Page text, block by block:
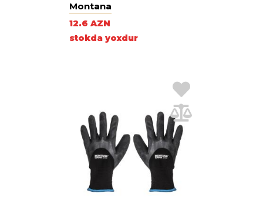
Montana
12.6 AZN
stokda yoxdur